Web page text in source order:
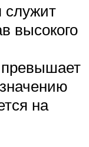
служит
высокого
превышает
на